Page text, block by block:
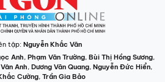
tập: Nguyễn Khắc Văn
Anh, Phạm Văn Trường, Bùi Thị Hồng Sương,
Anh, Dương Văn Quang, Nguyễn Đức Hiển,
Cường, Trần Gia Bảo